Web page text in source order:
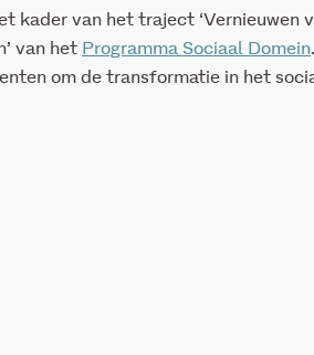
kader van het traject ‘Vernieuwen
van het Programma Sociaal Domein
om de transformatie in het